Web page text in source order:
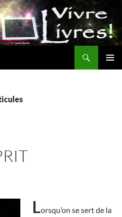
Lorsqu’on se sert de la